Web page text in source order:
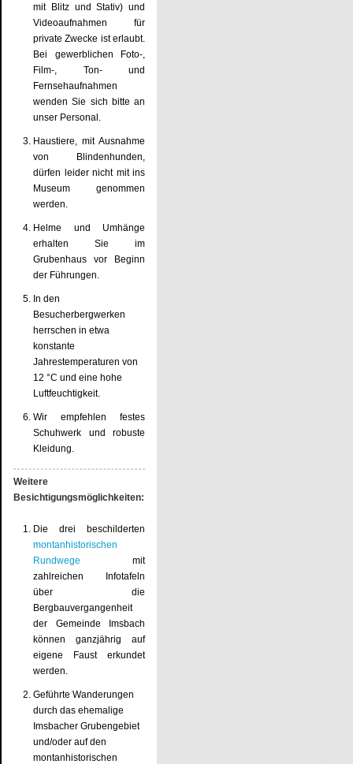
mit Blitz und Stativ) und
Videoaufnahmen für
private Zwecke ist erlaubt.
Bei gewerblichen Foto-,
Film-, Ton- und
Fernsehaufnahmen
wenden Sie sich bitte an
unser Personal.
Haustiere, mit Ausnahme
von Blindenhunden,
dürfen leider nicht mit ins
Museum genommen
werden.
Helme und Umhänge
erhalten Sie im
Grubenhaus vor Beginn
der Führungen.
In den
Besucherbergwerken
herrschen in etwa
konstante
Jahrestemperaturen von
12 °C und eine hohe
Luftfeuchtigkeit.
Wir empfehlen festes
Schuhwerk und robuste
Kleidung.
Weitere
Besichtigungsmöglichkeiten:
Die drei beschilderten
montanhistorischen
Rundwege mit
zahlreichen Infotafeln
über die
Bergbauvergangenheit
der Gemeinde Imsbach
können ganzjährig auf
eigene Faust erkundet
werden.
Geführte Wanderungen
durch das ehemalige
Imsbacher Grubengebiet
und/oder auf den
montanhistorischen